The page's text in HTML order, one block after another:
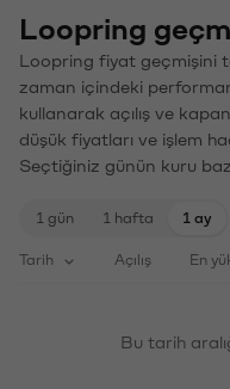
Loopring
Loopring fiyat geçmişini
zaman içindeki
kullanarak açılış ve
düşük fiyatları ve işlem
Seçtiğiniz günün kuru
1 gün 1 hafta 1 ay
Tarih Açılış En
Bu tarih